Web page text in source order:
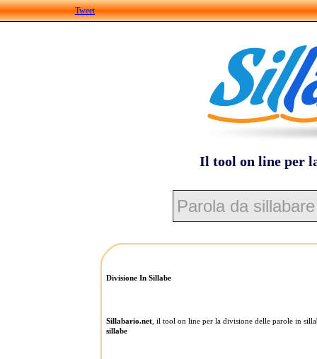
Tweet
Il tool on line per
Divisione In Sillabe
Sillabario.net, il tool on line per la divisione delle parole in
sillabe